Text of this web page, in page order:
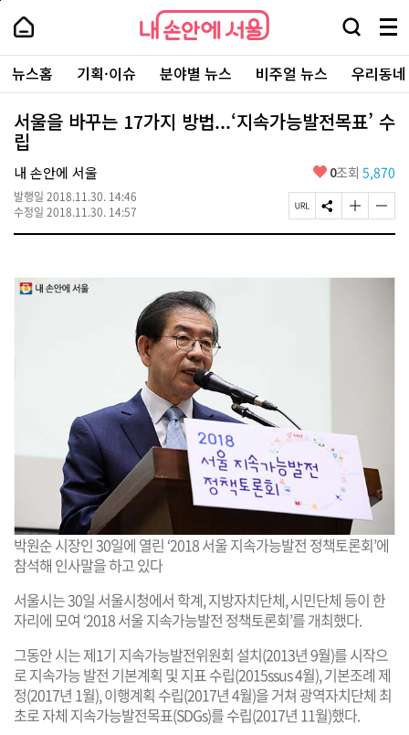
본
로
가
내
손
안
에
서
울
-
서
울
시
대
표
소
통
포
내
손
에
울
검
창
열
기
메
뉴
전
체
보
기
주
요
서
뉴스홈 기획·이슈 분야별 뉴스 비주얼 뉴스 우리동
서울을 바꾸는 17가지 방법...‘지속가능발전목표’ 수
립
내 손안에 서울
발행일 2018.11.30. 14:46
수정일 2018.11.30. 14:57
좋
요
0조회 5,870
페
이
R
S
N
유
글
자
크
글
자
작
박원순 시장인 30일에 열린 ‘2018 서울 지속가능발전 정책토론회’에
참석해 인사말을 하고 있다
서울시는 30일 서울시청에서 학계, 지방자치단체, 시민단체 등이 한
자리에 모여 ‘2018 서울 지속가능발전 정책토론회’를 개최했다.
그동안 시는 제1기 지속가능발전위원회 설치(2013년 9월)를 시작으
로 지속가능 발전 기본계획 및 지표 수립(2015ssus 4월), 기본조례 제
정(2017년 1월), 이행계획 수립(2017년 4월)을 거쳐 광역자치단체 최
초로 자체 지속가능발전목표(SDGs)를 수립(2017년 11월)했다.
페
상
단
로